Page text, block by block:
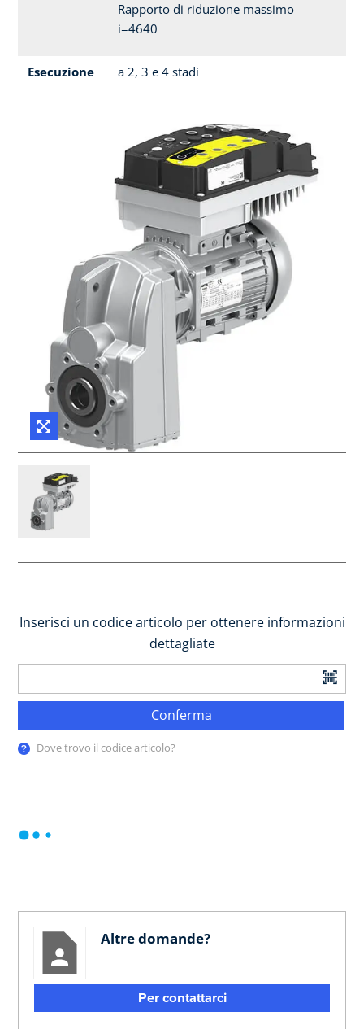
Rapporto di riduzione massimo
i=4640
Esecuzione a 2, 3 e 4 stadi
Inserisci un codice articolo per ottenere informazioni
dettagliate
Conferma
Dove trovo il codice articolo?
Altre domande?
Per contattarci